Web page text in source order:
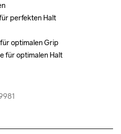
perfekten Halt
optimalen Grip
für optimalen Halt
perfekten Halt
optimalen Grip
für optimalen Halt